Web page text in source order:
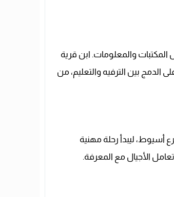
والمعلومات. ابن قرية
بين الترفيه والتعليم، من
الأزهر فرع أسيوط، ليبدأ رحلة مهنية